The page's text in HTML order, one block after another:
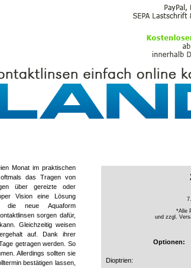
Monat im praktischen
das Tragen von
über gereizte oder
Vision eine Lösung
die neue Aquaform
sorgen dafür,
Gleichzeitig weisen
auf. Dank ihrer
getragen werden. So
Allerdings sollten sie
bestätigen lassen,
*Alle
und zzgl.
Optionen:
Dioptrien: